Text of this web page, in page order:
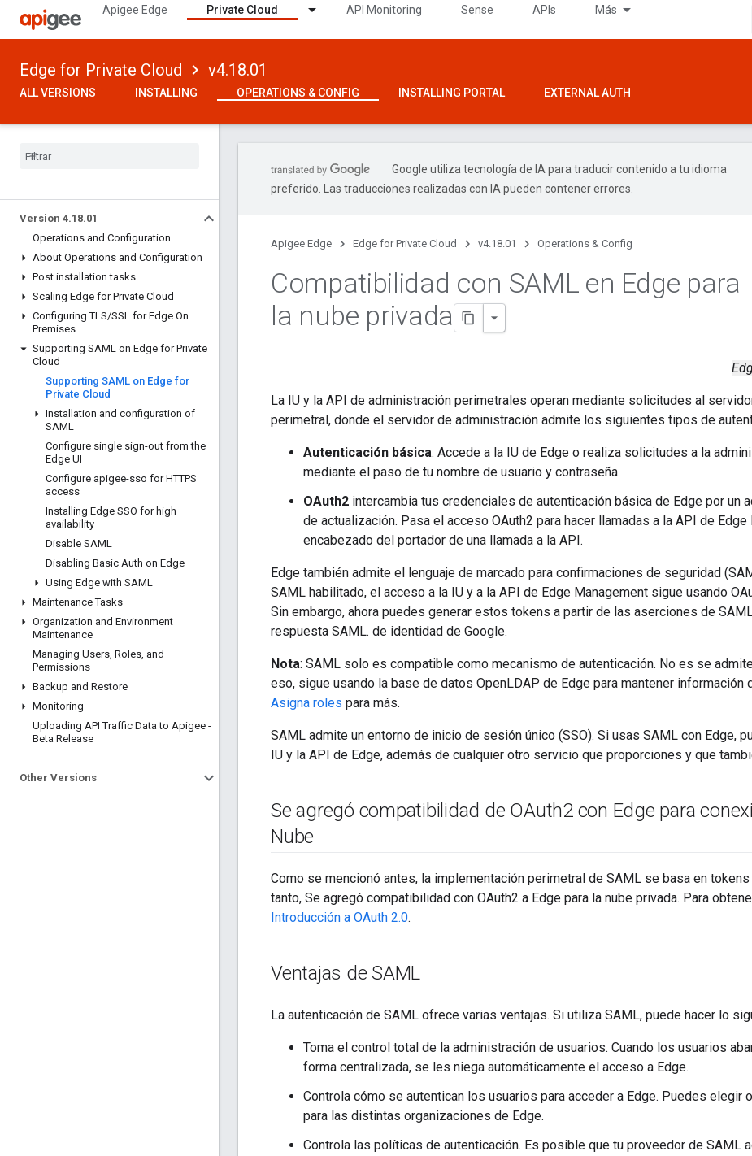
Apigee Edge Private Cloud API Monitoring Sense APIs Más
Edge for Private Cloud v4.18.01
ALL VERSIONS INSTALLING OPERATIONS & CONFIG INSTALLING PORTAL EXTERNAL AUTH
Version 4.18.01
Operations and Configuration
About Operations and Configuration
Post installation tasks
Scaling Edge for Private Cloud
Configuring TLS/SSL for Edge On
Premises
Supporting SAML on Edge for Private
Cloud
Supporting SAML on Edge for
Private Cloud
Installation and configuration of
SAML
Configure single sign-out from the
Edge UI
Configure apigee-sso for HTTPS
access
Installing Edge SSO for high
availability
Disable SAML
Disabling Basic Auth on Edge
Using Edge with SAML
Maintenance Tasks
Organization and Environment
Maintenance
Managing Users, Roles, and
Permissions
Backup and Restore
Monitoring
Uploading API Traffic Data to Apigee -
Beta Release
Other Versions
Google utiliza tecnología de IA para traducir contenido a tu idioma
preferido. Las traducciones realizadas con IA pueden contener errores.
Apigee Edge Edge for Private Cloud v4.18.01 Operations & Config
Compatibilidad con SAML en Edge para
la nube privada
La IU y la API de administración perimetrales operan mediante solicitudes al
perimetral, donde el servidor de administración admite los siguientes tipos de
Autenticación básica: Accede a la IU de Edge o realiza solicitudes a la
mediante el paso de tu nombre de usuario y contraseña.
OAuth2 intercambia tus credenciales de autenticación básica de Edge por un
de actualización. Pasa el acceso OAuth2 para hacer llamadas a la API de
encabezado del portador de una llamada a la API.
Edge también admite el lenguaje de marcado para confirmaciones de seguridad
SAML habilitado, el acceso a la IU y a la API de Edge Management sigue usando
Sin embargo, ahora puedes generar estos tokens a partir de las aserciones de
respuesta SAML. de identidad de Google.
Nota: SAML solo es compatible como mecanismo de autenticación. No es se
eso, sigue usando la base de datos OpenLDAP de Edge para mantener información
Asigna roles para más.
SAML admite un entorno de inicio de sesión único (SSO). Si usas SAML con Edge,
IU y la API de Edge, además de cualquier otro servicio que proporciones y que
Se agregó compatibilidad de OAuth2 con Edge para
Nube
Como se mencionó antes, la implementación perimetral de SAML se basa en
tanto, Se agregó compatibilidad con OAuth2 a Edge para la nube privada. Para
Introducción a OAuth 2.0.
Ventajas de SAML
La autenticación de SAML ofrece varias ventajas. Si utiliza SAML, puede hacer lo
Toma el control total de la administración de usuarios. Cuando los usuarios
forma centralizada, se les niega automáticamente el acceso a Edge.
Controla cómo se autentican los usuarios para acceder a Edge. Puedes elegir
para las distintas organizaciones de Edge.
Controla las políticas de autenticación. Es posible que tu proveedor de SAML